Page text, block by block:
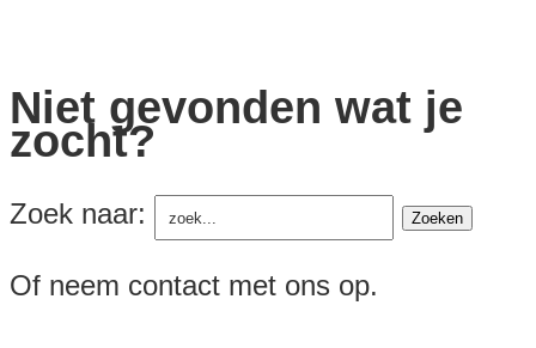
Niet gevonden wat je
zocht?
Zoek naar:
Of neem contact met ons op.